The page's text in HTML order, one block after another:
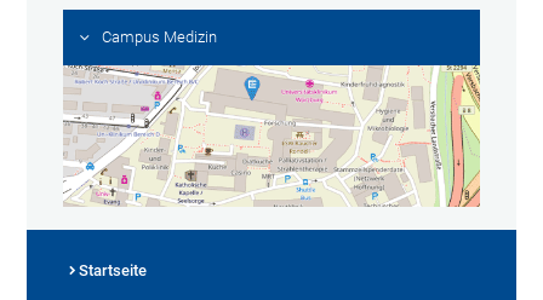
Campus Medizin
Startseite